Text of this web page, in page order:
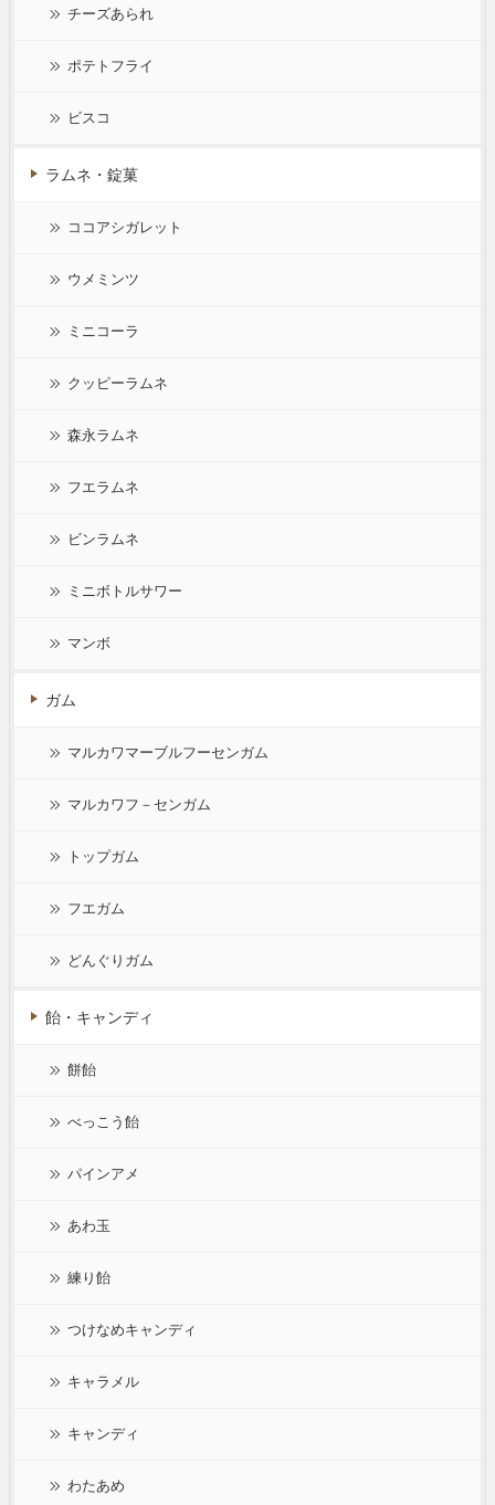
チーズあられ
ポテトフライ
ビスコ
ラムネ・錠菓
ココアシガレット
ウメミンツ
ミニコーラ
クッピーラムネ
森永ラムネ
フエラムネ
ビンラムネ
ミニボトルサワー
マンボ
ガム
マルカワマーブルフーセンガム
マルカワフ－センガム
トップガム
フエガム
どんぐりガム
飴・キャンディ
餅飴
べっこう飴
パインアメ
あわ玉
練り飴
つけなめキャンディ
キャラメル
キャンディ
わたあめ